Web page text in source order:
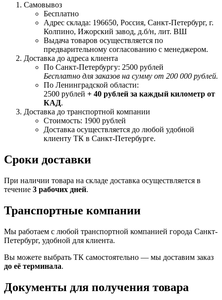
Самовывоз
Бесплатно
Адрес склада: 196650, Россия, Санкт-Петербург, г.
Колпино, Ижорский завод, д.б/н, лит. ВШ
Выдача товаров осуществляется по
предварительному согласованию с менеджером.
Доставка до адреса клиента
По Санкт-Петербургу: 2500 рублей
Бесплатно для заказов на сумму от 200 000 рублей.
По Ленинградской области:
2500 рублей + 40 рублей за каждый километр от
КАД.
Доставка до транспортной компании
Стоимость: 1900 рублей
Доставка осуществляется до любой удобной
клиенту ТК в Санкт-Петербурге.
Сроки доставки
При наличии товара на складе доставка осуществляется в
течение 3 рабочих дней.
Транспортные компании
Мы работаем с любой транспортной компанией города Санкт-
Петербург, удобной для клиента.
Вы можете выбрать ТК самостоятельно — мы доставим заказ
до её терминала.
Документы для получения товара